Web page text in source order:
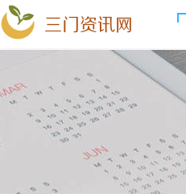
三门资讯网